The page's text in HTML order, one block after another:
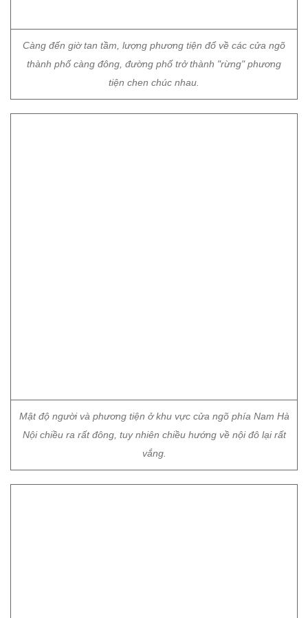
Càng đến giờ tan tầm, lượng phương tiện đổ về các cửa ngõ
thành phố càng đông, đường phố trở thành "rừng" phương
tiện chen chúc nhau.
Mật độ người và phương tiện ở khu vực cửa ngõ phía Nam Hà
Nội chiều ra rất đông, tuy nhiên chiều hướng về nội đô lại rất
vắng.